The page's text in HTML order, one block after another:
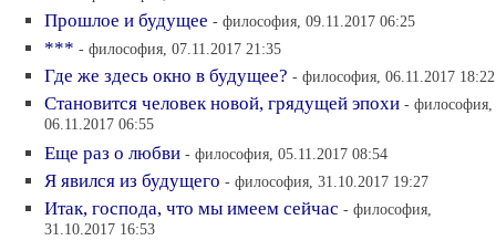
Прошлое и будущее - философия, 09.11.2017 06:25
*** - философия, 07.11.2017 21:35
Где же здесь окно в будущее? - философия, 06.11.2017 18:22
Становится человек новой, грядущей эпохи - философия,
06.11.2017 06:55
Еще раз о любви - философия, 05.11.2017 08:54
Я явился из будущего - философия, 31.10.2017 19:27
Итак, господа, что мы имеем сейчас - философия,
31.10.2017 16:53